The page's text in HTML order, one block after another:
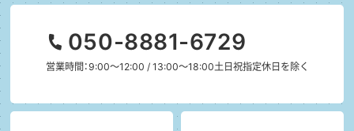
050-8881-6729
営業時間：9:00～12:00 / 13:00～18:00土日祝指定休日を除く